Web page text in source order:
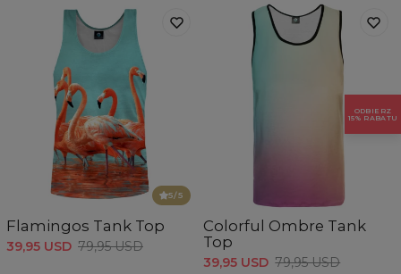
5/5
Flamingos Tank Top
39,95 USD 79,95 USD
Colorful Ombre Tank
Top
39,95 USD 79,95 USD
ODBIERZ
15% RABATU